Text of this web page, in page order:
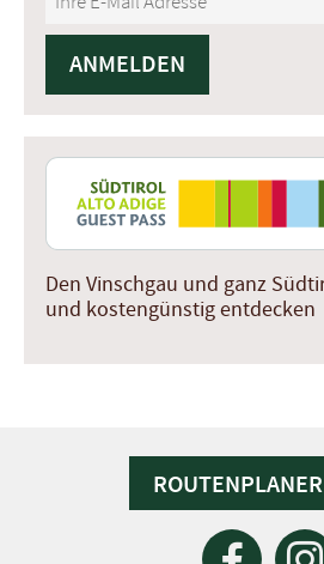
Den Vinschgau und ganz
und kostengünstig entdecken
ROUTENPLANER